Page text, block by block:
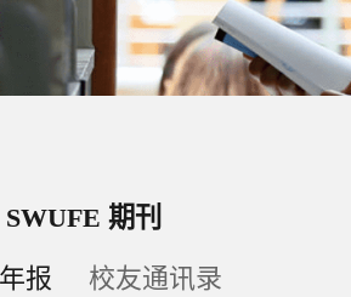
SWUFE 期刊
报
校友通讯录